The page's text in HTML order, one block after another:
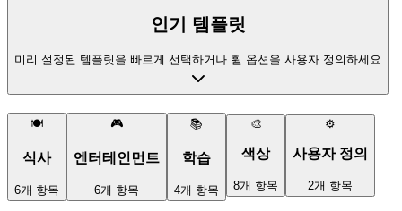
인기 템플릿
미리 설정된 템플릿을 빠르게 선택하거나 휠 옵션을 사용자 정의하세요
🍽️
식사
6개 항목
🎮
엔터테인먼트
6개 항목
📚
학습
4개 항목
🎨
색상
8개 항목
⚙️
사용자 정의
2개 항목